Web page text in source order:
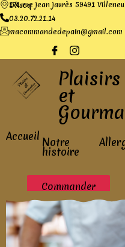
171 rue jean jaurès 59491 Villeneuve D'Ascq
03.20.72.21.14
macommandedepain@gmail.com
Plaisirs
et
Accueil Notre
histoire
Commander